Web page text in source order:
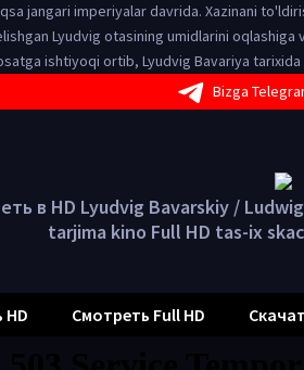
jangari imperiyalar davrida. Xazinani
Lyudvig otasining umidlarini oqlashiga
ishtiyoqi ortib, Lyudvig Bavariya tarixida
Bizga
в HD Lyudvig Bavarskiy /
tarjima kino Full HD tas-ix
Смотреть Full HD